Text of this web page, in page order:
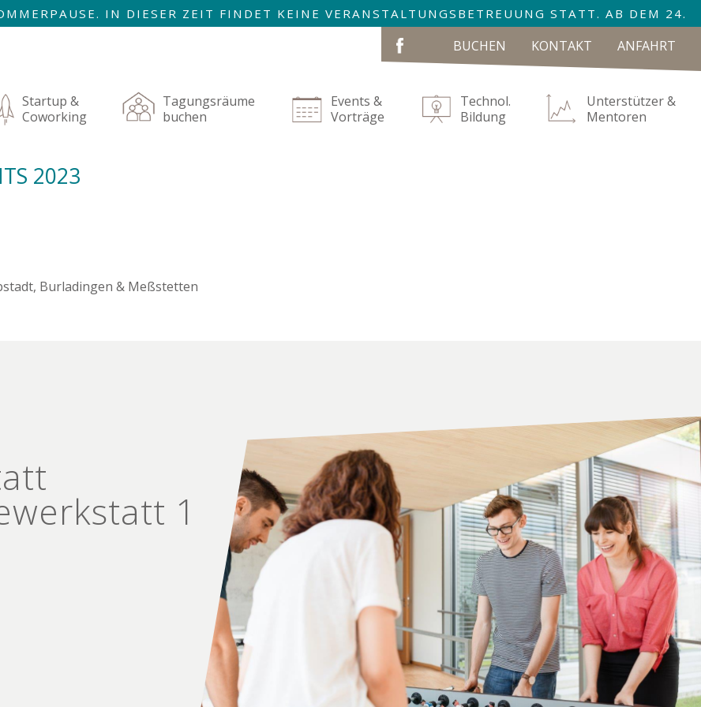
IN DIESER ZEIT FINDET KEINE VERANSTALTUNGSBETREUUNG STATT. AB DEM 24.
NAVIGATION
ÜBERSPRINGEN
ANFAHRT
KONTAKT
BUCHEN
Startup &
Coworking
Tagungsräume
buchen
Events &
Vorträge
Technol.
Bildung
Unterstützer &
Mentoren
2023
Burladingen & Meßstetten
1